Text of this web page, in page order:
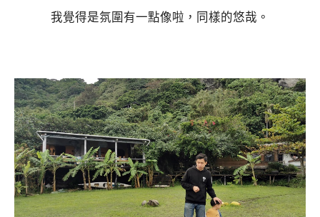
我覺得是氛圍有一點像啦，同樣的悠哉。